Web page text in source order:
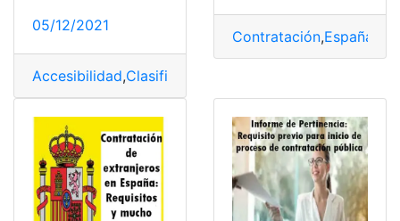
05/12/2021
Accesibilidad,Clasificación
Contratación,España